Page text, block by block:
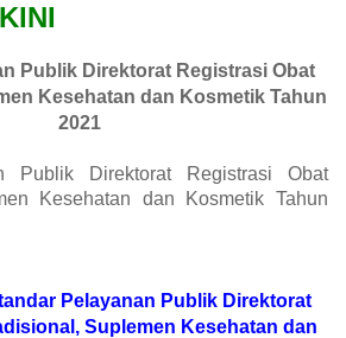
Publik Direktorat Registrasi Obat
Kesehatan dan Kosmetik Tahun
2021
Publik Direktorat Registrasi Obat
Kesehatan dan Kosmetik Tahun
Pelayanan Publik Direktorat
Suplemen Kesehatan dan